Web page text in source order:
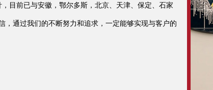
目前已与安徽，鄂尔多斯，北京、天津、保定、石家
，通过我们的不断努力和追求，一定能够实现与客户的